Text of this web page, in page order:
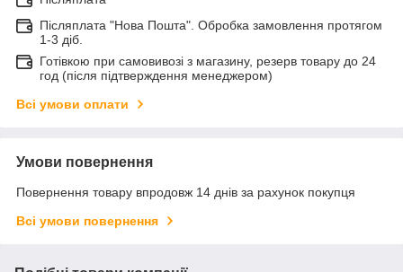
Післяплата "Нова Пошта". Обробка замовлення протягом
1-3 діб.
Готівкою при самовивозі з магазину, резерв товару до 24
год (після підтверждення менеджером)
Всі умови оплати
Умови повернення
Повернення товару впродовж 14 днів за рахунок покупця
Всі умови повернення